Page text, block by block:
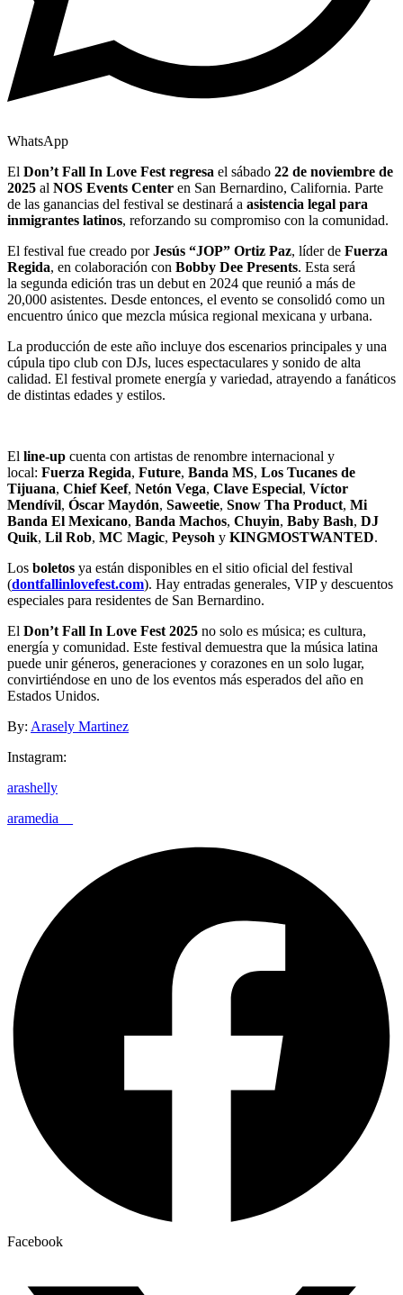
WhatsApp
El Don’t Fall In Love Fest regresa el sábado 22 de noviembre de
2025 al NOS Events Center en San Bernardino, California. Parte
de las ganancias del festival se destinará a asistencia legal para
inmigrantes latinos, reforzando su compromiso con la comunidad.
El festival fue creado porJesús “JOP” Ortiz Paz, líder de Fuerza
Regida, en colaboración con Bobby Dee Presents. Esta será
la segunda edición tras un debut en 2024 que reunió a más de
20,000 asistentes. Desde entonces, el evento se consolidó como un
encuentro único que mezcla música regional mexicana y urbana.
La producción de este año incluye dos escenarios principales y una
cúpula tipo club con DJs, luces espectaculares y sonido de alta
calidad. El festival promete energía y variedad, atrayendo a fanáticos
de distintas edades y estilos.
El line-up cuenta con artistas de renombre internacional y
local: Fuerza Regida, Future, Banda MS, Los Tucanes de
Tijuana, Chief Keef, Netón Vega, Clave Especial, Víctor
Mendívil, Óscar Maydón, Saweetie, Snow Tha Product, Mi
Banda El Mexicano, Banda Machos, Chuyin, Baby Bash, DJ
Quik, Lil Rob, MC Magic, Peysoh y KINGMOSTWANTED.
Los boletos ya están disponibles en el sitio oficial del festival
(dontfallinlovefest.com). Hay entradas generales, VIP y descuentos
especiales para residentes de San Bernardino.
El Don’t Fall In Love Fest 2025 no solo es música; es cultura,
energía y comunidad. Este festival demuestra que la música latina
puede unir géneros, generaciones y corazones en un solo lugar,
convirtiéndose en uno de los eventos más esperados del año en
Estados Unidos.
By: Arasely Martinez
Instagram:
arashelly
aramedia__
Facebook